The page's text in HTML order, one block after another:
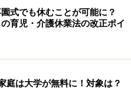
とした少額投資非課税制度で
・公募株式投資信託・
あり、年間の投資枠は80
式でも休むことが可能に？
育児・介護休業法の改正ポイ
庭は大学が無料に！対象は？